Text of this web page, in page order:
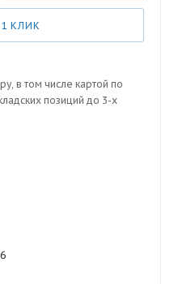
КЛИК
в том числе картой по
позиций до 3-х